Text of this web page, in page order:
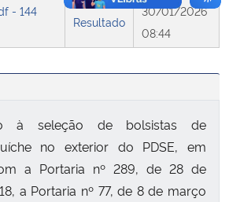
- 144
Resultado
30/01/2026
08:44
à seleção de bolsistas de
no exterior do PDSE, em
a Portaria nº 289, de 28 de
a Portaria nº 77, de 8 de março